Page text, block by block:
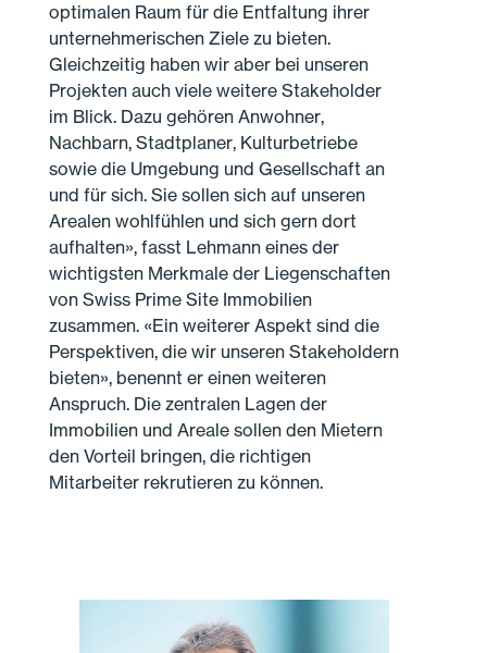
optimalen Raum für die Entfaltung ihrer
unternehmerischen Ziele zu bieten.
Gleichzeitig haben wir aber bei unseren
Projekten auch viele weitere Stakeholder
im Blick. Dazu gehören Anwohner,
Nachbarn, Stadtplaner, Kulturbetriebe
sowie die Umgebung und Gesellschaft an
und für sich. Sie sollen sich auf unseren
Arealen wohlfühlen und sich gern dort
aufhalten», fasst Lehmann eines der
wichtigsten Merkmale der Liegenschaften
von Swiss Prime Site Immobilien
zusammen. «Ein weiterer Aspekt sind die
Perspektiven, die wir unseren Stakeholdern
bieten», benennt er einen weiteren
Anspruch. Die zentralen Lagen der
Immobilien und Areale sollen den Mietern
den Vorteil bringen, die richtigen
Mitarbeiter rekrutieren zu können.